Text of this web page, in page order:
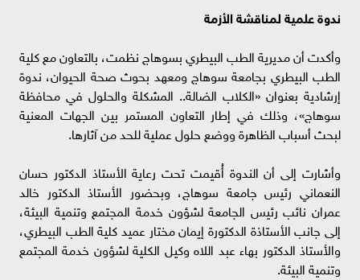
ندوة علمية لمناقشة الأزمة
وأكدت أن مديرية الطب البيطري بسوهاج نظمت، بالتعاون مع كلية
الطب البيطري بجامعة سوهاج ومعهد بحوث صحة الحيوان، ندوة
إرشادية بعنوان «الكلاب الضالة.. المشكلة والحلول في محافظة
سوهاج»، وذلك في إطار التعاون المستمر بين الجهات المعنية
لبحث أسباب الظاهرة ووضع حلول عملية للحد من آثارها.
وأشارت إلى أن الندوة أُقيمت تحت رعاية الأستاذ الدكتور حسان
النعماني رئيس جامعة سوهاج، وبحضور الأستاذ الدكتور خالد
عمران نائب رئيس الجامعة لشؤون خدمة المجتمع وتنمية البيئة،
إلى جانب الأستاذة الدكتورة إيمان مختار عميد كلية الطب البيطري،
والأستاذ الدكتور بهاء عبد اللاه وكيل الكلية لشؤون خدمة المجتمع
وتنمية البيئة.